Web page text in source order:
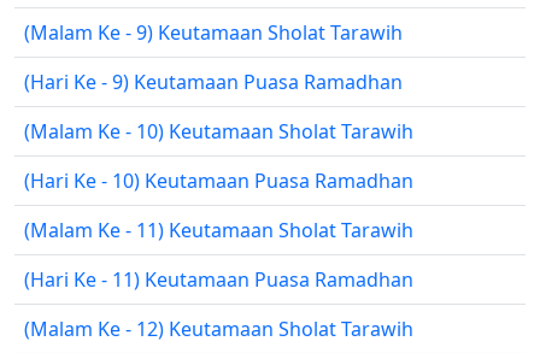
(Malam Ke - 9) Keutamaan Sholat Tarawih
(Hari Ke - 9) Keutamaan Puasa Ramadhan
(Malam Ke - 10) Keutamaan Sholat Tarawih
(Hari Ke - 10) Keutamaan Puasa Ramadhan
(Malam Ke - 11) Keutamaan Sholat Tarawih
(Hari Ke - 11) Keutamaan Puasa Ramadhan
(Malam Ke - 12) Keutamaan Sholat Tarawih